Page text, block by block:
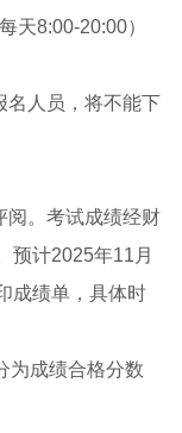
天8:00-20:00）
名人员，将不能下
阅。考试成绩经财
预计2025年11月
成绩单，具体时
为成绩合格分数